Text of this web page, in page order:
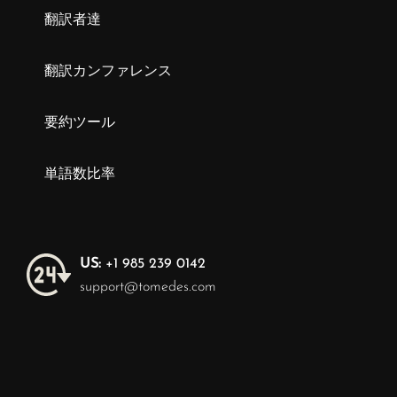
翻訳者達
翻訳カンファレンス
要約ツール
単語数比率
US: +1 985 239 0142
support@tomedes.com